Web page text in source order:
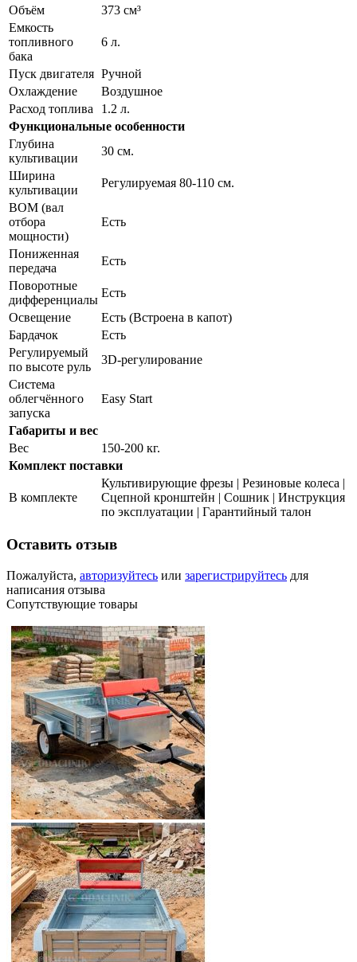
Объём
373 см³
Емкость
топливного
бака
6 л.
Пуск двигателя Ручной
Охлаждение
Воздушное
Расход топлива
1.2 л.
Функциональные особенности
Глубина
культивации
30 см.
Ширина
культивации
Регулируемая 80-110 см.
ВОМ (вал
отбора
мощности)
Есть
Пониженная
передача
Есть
Поворотные
дифференциалы
Есть
Освещение
Есть (Встроена в капот)
Бардачок
Есть
Регулируемый
по высоте руль
3D-регулирование
Система
облегчённого
запуска
Easy Start
Габариты и вес
Вес
150-200 кг.
Комплект поставки
В комплекте
Культивирующие фрезы | Резиновые колеса |
Сцепной кронштейн | Сошник | Инструкция
по эксплуатации | Гарантийный талон
Оставить отзыв
Пожалуйста, авторизуйтесь или зарегистрируйтесь для
написания отзыва
Сопутствующие товары